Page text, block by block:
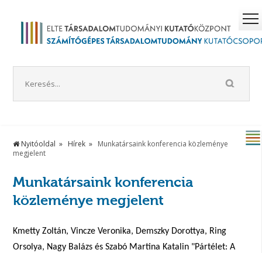
Nyitóoldal Hírek
Munkatársaink konferencia közleménye
megjelent
Munkatársaink konferencia
közleménye megjelent
Kmetty Zoltán, Vincze Veronika, Demszky Dorottya, Ring
Orsolya, Nagy Balázs és Szabó Martina Katalin "Pártélet: A